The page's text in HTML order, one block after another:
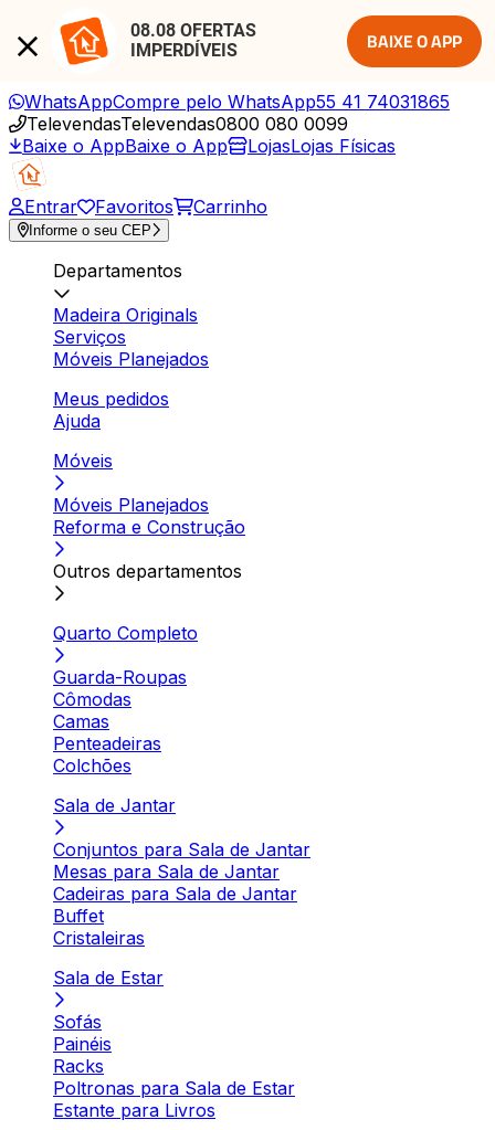
08.08 OFERTAS
IMPERDÍVEIS
BAIXE O APP
WhatsAppCompre pelo WhatsApp55 41 74031865
TelevendasTelevendas0800 080 0099
Baixe o AppBaixe o App LojasLojas Físicas
Entrar Favoritos Carrinho
Informe o seu CEP
Departamentos
Madeira Originals
Serviços
Móveis Planejados
Meus pedidos
Ajuda
Móveis
Móveis Planejados
Reforma e Construção
Outros departamentos
Quarto Completo
Guarda-Roupas
Cômodas
Camas
Penteadeiras
Colchões
Sala de Jantar
Conjuntos para Sala de Jantar
Mesas para Sala de Jantar
Cadeiras para Sala de Jantar
Buffet
Cristaleiras
Sala de Estar
Sofás
Painéis
Racks
Poltronas para Sala de Estar
Estante para Livros